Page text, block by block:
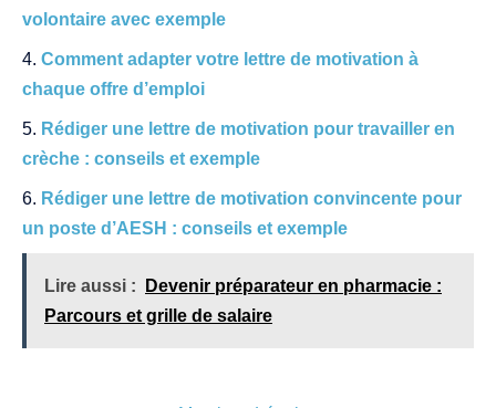
volontaire avec exemple
Comment adapter votre lettre de motivation à
chaque offre d’emploi
Rédiger une lettre de motivation pour travailler en
crèche : conseils et exemple
Rédiger une lettre de motivation convincente pour
un poste d’AESH : conseils et exemple
Lire aussi :
Devenir préparateur en pharmacie :
Parcours et grille de salaire